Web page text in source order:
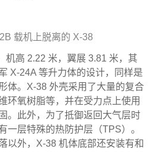
载机上脱离的 X-38
高 2.22 米，翼展 3.81 米，其
X-24A 等升力体的设计，同样是
体。X-38 外壳采用了大量的复合
环氧树脂等，并在受力点上使用
。此外，为了抵御返回大气层时
一层特殊的热防护层（TPS）。
以外，X-38 机体底部还安装有和